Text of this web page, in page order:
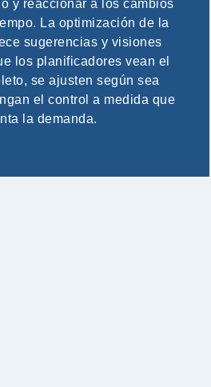
y reaccionar a los cambios
La optimización de la
sugerencias y visiones
los planificadores vean el
se ajusten según sea
el control a medida que
la demanda.